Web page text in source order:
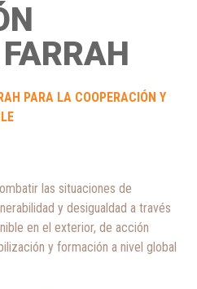
PARA LA COOPERACIÓN Y
las situaciones de
y desigualdad a través
en el exterior, de acción
y formación a nivel global